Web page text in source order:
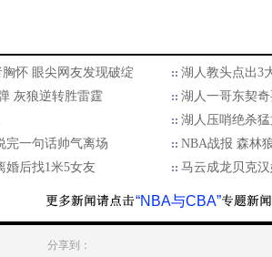
怀 眼尖网友发现破绽
湖人教头点出3
灰狼逆转胜雷霆
湖人一哥东契
湖人压哨绝杀
完一句话帅气离场
NBA战报 森林
婚后找1米5女友
马云成龙贝克
“NBA与CBA”
分享到：